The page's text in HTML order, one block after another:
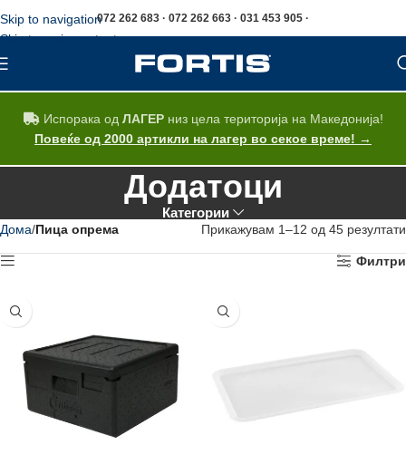
Skip to navigation
Skip to main content
072 262 683 · 072 262 663 · 031 453 905 ·
Испорака од ЛАГЕРниз цела територија на Македонија!
Повеќе од 2000 артикли на лагер во секое време! →
Додатоци
Категории
Дома Пица опрема Прикажувам 1–12 од 45 резултати
Филтри